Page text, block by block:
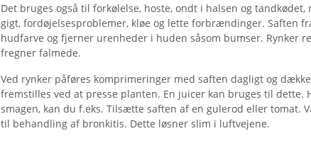
Det bruges også til forkølelse, hoste, ondt i halsen og
gigt, fordøjelsesproblemer, kløe og lette forbrændinger. Saften
hudfarve og fjerner urenheder i huden såsom bumser. Rynker
fregner falmede.
Ved rynker påføres komprimeringer med saften dagligt og
fremstilles ved at presse planten. En juicer kan bruges til dette.
smagen, kan du f.eks. Tilsætte saften af ​​en gulerod eller tomat.
til behandling af bronkitis. Dette løsner slim i luftvejene.